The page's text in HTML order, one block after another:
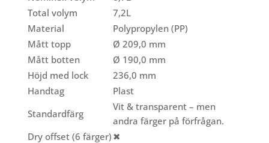
Total volym
7,2L
Material
Polypropylen (PP)
Mått topp
Ø 209,0 mm
Mått botten
Ø 190,0 mm
Höjd med lock
236,0 mm
Handtag
Plast
Standardfärg
Vit & transparent – men
andra färger på förfrågan.
Dry offset (6 färger) ✖